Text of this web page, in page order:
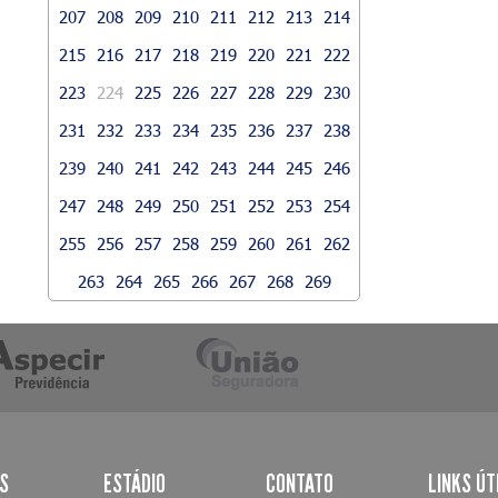
207 208 209 210 211 212 213
214
215
216 217 218 219 220 221
222
223
224 225 226 227 228 229
230
231
232 233 234 235 236 237
238
239
240 241 242 243 244 245
246
247
248 249 250 251 252 253
254
255
256 257 258 259 260 261
262
263
264 265 266 267 268 269
ESTÁDIO CONTATO LINKS